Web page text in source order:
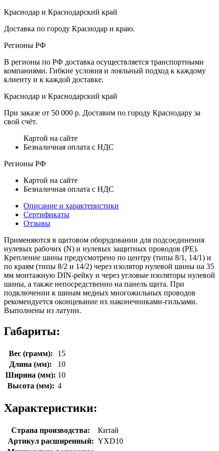
Краснодар и Краснодарский край
Доставка по городу Краснодар и краю.
Регионы РФ
В регионы по РФ доставка осуществляется транспортными
компаниями. Гибкие условия и лояльный подход к каждому
клиенту и к каждой доставке.
Краснодар и Краснодарский край
При заказе от 50 000 р. Доставим по городу Краснодару за
свой счёт.
Картой на сайте
Безналичная оплата с НДС
Регионы РФ
Картой на сайте
Безналичная оплата с НДС
Описание и характеристики
Сертификаты
Отзывы
Применяются в щитовом оборудовании для подсоединения
нулевых рабочих (N) и нулевых защитных проводов (РЕ).
Крепление шины предусмотрено по центру (типы 8/1, 14/1) и
по краям (типы 8/2 и 14/2) через изолятор нулевой шины на 35
мм монтажную DIN-рейку и через угловые изоляторы нулевой
шины, а также непосредственно на панель щита. При
подключении к шинам медных многожильных проводов
рекомендуется оконцевание их наконечниками-гильзами.
Выполнены из латуни.
Габариты:
Вес (грамм):
15
Длина (мм):
10
Ширина (мм): 10
Высота (мм): 4
Характеристики:
Страна производства:
Китай
Артикул расширенный: YXD10